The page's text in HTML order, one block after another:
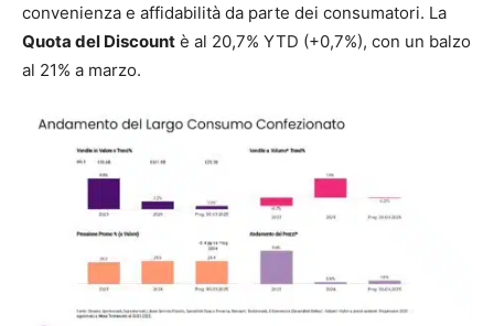
convenienza e affidabilità da parte dei consumatori. La
Quota del Discount è al 20,7% YTD (+0,7%), con un balzo
al 21% a marzo.